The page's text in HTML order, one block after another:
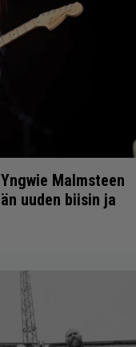
Malmsteen
uuden biisin ja